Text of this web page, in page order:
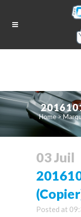
Home>
03 Juil
Posted at